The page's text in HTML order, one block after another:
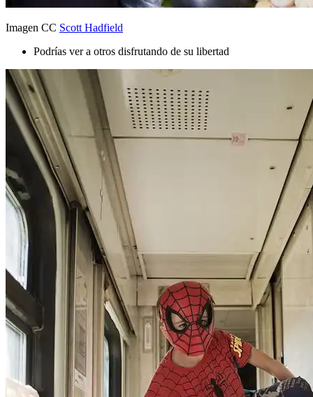
Imagen CC Scott Hadfield
Podrías ver a otros disfrutando de su libertad